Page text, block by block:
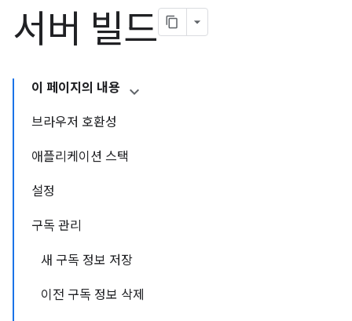
서버 빌드
이 페이지의 내용
브라우저 호환성
애플리케이션 스택
설정
구독 관리
새 구독 정보 저장
이전 구독 정보 삭제